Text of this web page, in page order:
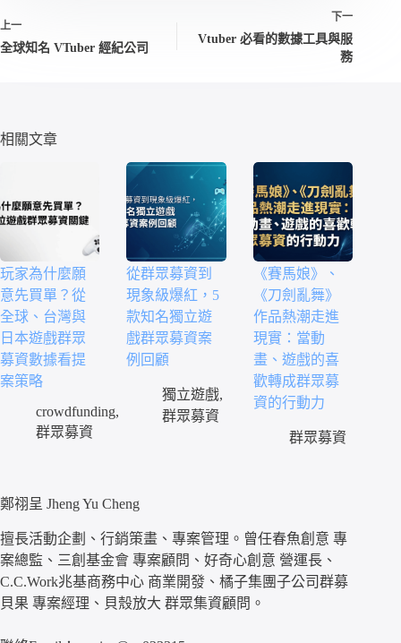
上一
全球知名 VTuber 經紀公司
下一
Vtuber 必看的數據工具與服
務
相關文章
玩家為什麼願
意先買單？從
全球、台灣與
日本遊戲群眾
募資數據看提
案策略
crowdfunding,
群眾募資
從群眾募資到
現象級爆紅，5
款知名獨立遊
戲群眾募資案
例回顧
獨立遊戲,
群眾募資
《賽馬娘》、
《刀劍亂舞》
作品熱潮走進
現實：當動
畫、遊戲的喜
歡轉成群眾募
資的行動力
群眾募資
鄭祤呈 Jheng Yu Cheng
擅長活動企劃、行銷策畫、專案管理。曾任春魚創意 專
案總監、三創基金會 專案顧問、好奇心創意 營運長、
C.C.Work兆基商務中心 商業開發、橘子集團子公司群募
貝果 專案經理、貝殼放大 群眾集資顧問。